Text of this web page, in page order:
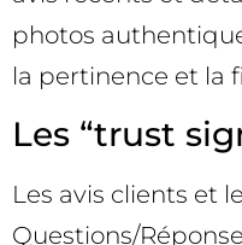
photos
la pertinence et la
Les “trust
Les avis clients et
Questions/